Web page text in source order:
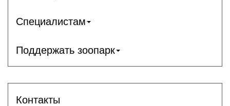
Специалистам
Поддержать зоопарк
Контакты